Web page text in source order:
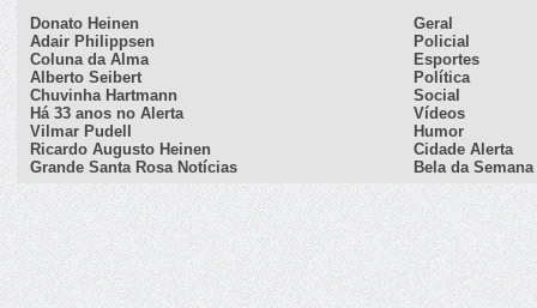
Donato Heinen
Adair Philippsen
Coluna da Alma
Alberto Seibert
Chuvinha Hartmann
Há 33 anos no Alerta
Vilmar Pudell
Ricardo Augusto Heinen
Grande Santa Rosa Notícias
Geral
Policial
Esportes
Política
Social
Vídeos
Humor
Cidade Alerta
Bela da Semana